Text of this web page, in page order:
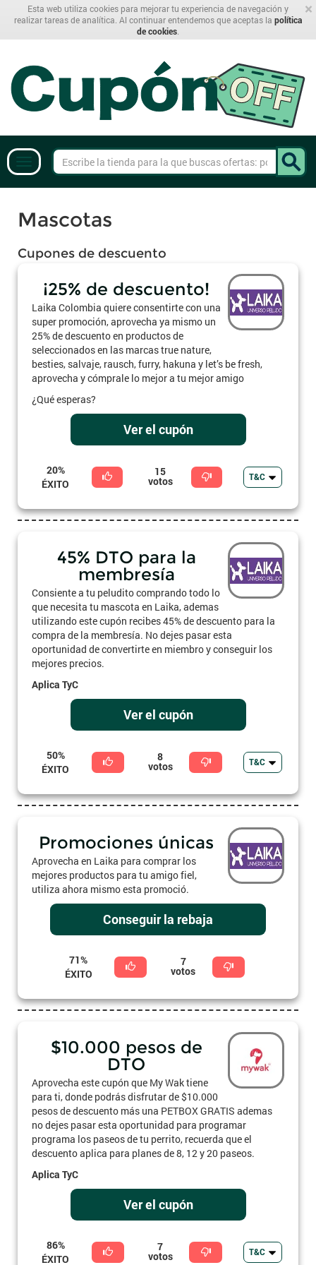
×
Esta web utiliza cookies para mejorar tu experiencia de navegación y
realizar tareas de analítica. Al continuar entendemos que aceptas la política
de cookies
Mascotas
Cupones de descuento
¡25% de descuento!
Laika Colombia quiere consentirte con una
super promoción, aprovecha ya mismo un
25% de descuento en productos de
seleccionados en las marcas true nature,
besties, salvaje, rausch, furry, hakuna y let’s be fresh,
aprovecha y cómprale lo mejor a tu mejor amigo
¿Qué esperas?
Ver el cupón
20%
ÉXITO
15
votos T&C
45% DTO para la
membresía
Consiente a tu peludito comprando todo lo
que necesita tu mascota en Laika, ademas
utilizando este cupón recibes 45% de descuento para la
compra de la membresía. No dejes pasar esta
oportunidad de convertirte en miembro y conseguir los
mejores precios.
Aplica TyC
Ver el cupón
50%
ÉXITO
8
votos T&C
Promociones únicas
Aprovecha en Laika para comprar los
mejores productos para tu amigo fiel,
utiliza ahora mismo esta promoció.
Conseguir la rebaja
71%
ÉXITO
7
votos
$10.000 pesos de
DTO
Aprovecha este cupón que My Wak tiene
para ti, donde podrás disfrutar de $10.000
pesos de descuento más una PETBOX GRATIS ademas
no dejes pasar esta oportunidad para programar
programa los paseos de tu perrito, recuerda que el
descuento aplica para planes de 8, 12 y 20 paseos.
Aplica TyC
Ver el cupón
86%
ÉXITO
7
votos T&C